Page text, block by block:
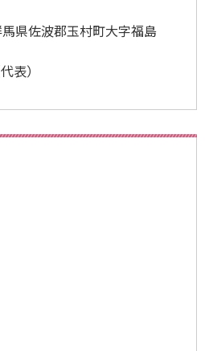
県佐波郡玉村町大字福島
代表）